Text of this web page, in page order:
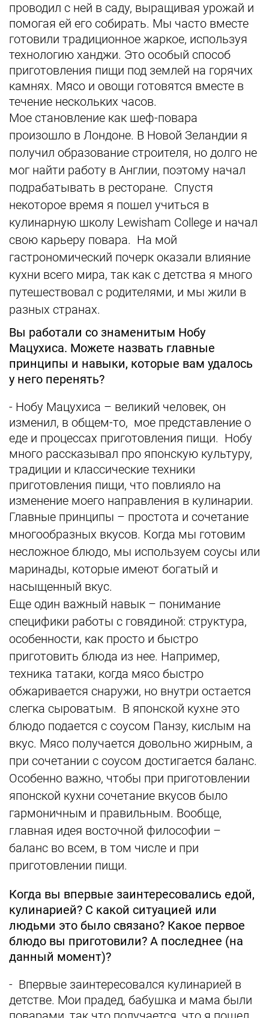
проводил с ней в саду, выращивая урожай и
помогая ей его собирать. Мы часто вместе
готовили традиционное жаркое, используя
технологию ханджи. Это особый способ
приготовления пищи под землей на горячих
камнях. Мясо и овощи готовятся вместе в
течение нескольких часов.
Мое становление как шеф-повара
произошло в Лондоне. В Новой Зеландии я
получил образование строителя, но долго не
мог найти работу в Англии, поэтому начал
подрабатывать в ресторане. Спустя
некоторое время я пошел учиться в
кулинарную школу Lewisham Сollege и начал
свою карьеру повара. На мой
гастрономический почерк оказали влияние
кухни всего мира, так как с детства я много
путешествовал с родителями, и мы жили в
разных странах.
Вы работали со знаменитым Нобу
Мацухиса. Можете назвать главные
принципы и навыки, которые вам удалось
у него перенять?
- Нобу Мацухиса – великий человек, он
изменил, в общем-то, мое представление о
еде и процессах приготовления пищи. Нобу
много рассказывал про японскую культуру,
традиции и классические техники
приготовления пищи, что повлияло на
изменение моего направления в кулинарии.
Главные принципы – простота и сочетание
многообразных вкусов. Когда мы готовим
несложное блюдо, мы используем соусы или
маринады, которые имеют богатый и
насыщенный вкус.
Еще один важный навык – понимание
специфики работы с говядиной: структура,
особенности, как просто и быстро
приготовить блюда из нее. Например,
техника татаки, когда мясо быстро
обжаривается снаружи, но внутри остается
слегка сыроватым. В японской кухне это
блюдо подается с соусом Панзу, кислым на
вкус. Мясо получается довольно жирным, а
при сочетании с соусом достигается баланс.
Особенно важно, чтобы при приготовлении
японской кухни сочетание вкусов было
гармоничным и правильным. Вообще,
главная идея восточной философии –
баланс во всем, в том числе и при
приготовлении пищи.
Когда вы впервые заинтересовались едой,
кулинарией? С какой ситуацией или
людьми это было связано? Какое первое
блюдо вы приготовили? А последнее (на
данный момент)?
- Впервые заинтересовался кулинарией в
детстве. Мои прадед, бабушка и мама были